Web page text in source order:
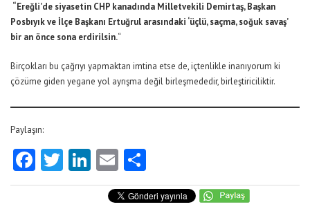
“Ereğli’de siyasetin CHP kanadında Milletvekili Demirtaş, Başkan
Posbıyık ve İlçe Başkanı Ertuğrul arasındaki ‘üçlü, saçma, soğuk savaş’
bir an önce sona erdirilsin.“
Birçokları bu çağrıyı yapmaktan imtina etse de, içtenlikle inanıyorum ki
çözüme giden yegane yol ayrışma değil birleşmededir, birleştiriciliktir.
Paylaşın:
Facebook
Twitter
LinkedIn
Email